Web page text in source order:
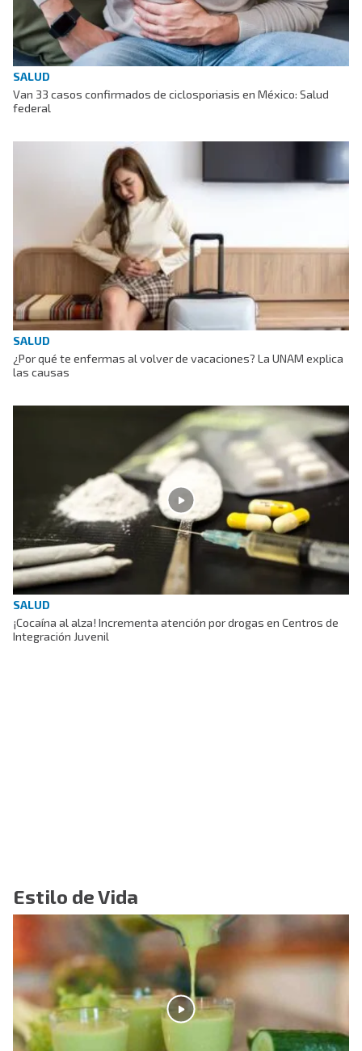
SALUD
Van 33 casos confirmados de ciclosporiasis en México: Salud
federal
SALUD
¿Por qué te enfermas al volver de vacaciones? La UNAM explica
las causas
SALUD
¡Cocaína al alza! Incrementa atención por drogas en Centros de
Integración Juvenil
Estilo de Vida